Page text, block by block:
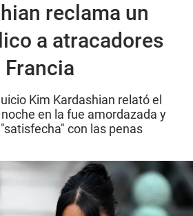
reclama un
a atracadores
Kim Kardashian relató el
en la fue amordazada y
con las penas